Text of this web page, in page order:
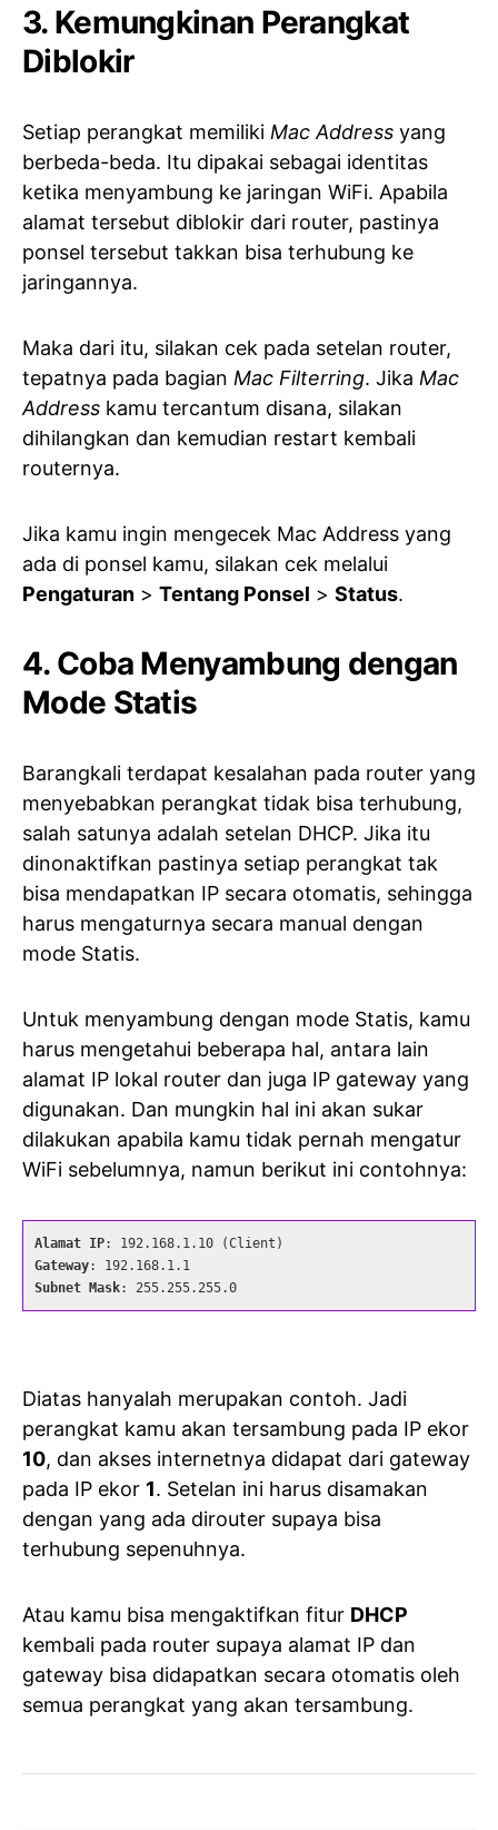
3. Kemungkinan Perangkat
Diblokir
Setiap perangkat memiliki Mac Address yang
berbeda-beda. Itu dipakai sebagai identitas
ketika menyambung ke jaringan WiFi. Apabila
alamat tersebut diblokir dari router, pastinya
ponsel tersebut takkan bisa terhubung ke
jaringannya.
Maka dari itu, silakan cek pada setelan router,
tepatnya pada bagian Mac Filterring. Jika Mac
Address kamu tercantum disana, silakan
dihilangkan dan kemudian restart kembali
routernya.
Jika kamu ingin mengecek Mac Address yang
ada di ponsel kamu, silakan cek melalui
Pengaturan > Tentang Ponsel > Status.
4. Coba Menyambung dengan
Mode Statis
Barangkali terdapat kesalahan pada router yang
menyebabkan perangkat tidak bisa terhubung,
salah satunya adalah setelan DHCP. Jika itu
dinonaktifkan pastinya setiap perangkat tak
bisa mendapatkan IP secara otomatis, sehingga
harus mengaturnya secara manual dengan
mode Statis.
Untuk menyambung dengan mode Statis, kamu
harus mengetahui beberapa hal, antara lain
alamat IP lokal router dan juga IP gateway yang
digunakan. Dan mungkin hal ini akan sukar
dilakukan apabila kamu tidak pernah mengatur
WiFi sebelumnya, namun berikut ini contohnya:
Alamat IP
Gateway
Subnet Mask: 255.255.255.0
Diatas hanyalah merupakan contoh. Jadi
perangkat kamu akan tersambung pada IP ekor
10, dan akses internetnya didapat dari gateway
pada IP ekor 1. Setelan ini harus disamakan
dengan yang ada dirouter supaya bisa
terhubung sepenuhnya.
Atau kamu bisa mengaktifkan fitur DHCP
kembali pada router supaya alamat IP dan
gateway bisa didapatkan secara otomatis oleh
semua perangkat yang akan tersambung.